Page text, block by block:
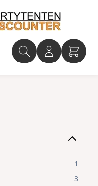
1
3